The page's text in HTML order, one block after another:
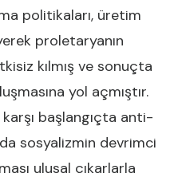
politikaları, üretim
proletaryanın
kılmış ve sonuçta
yol açmıştır.
karşı başlangıçta anti-
sosyalizmin devrimci
ulusal çıkarlarla